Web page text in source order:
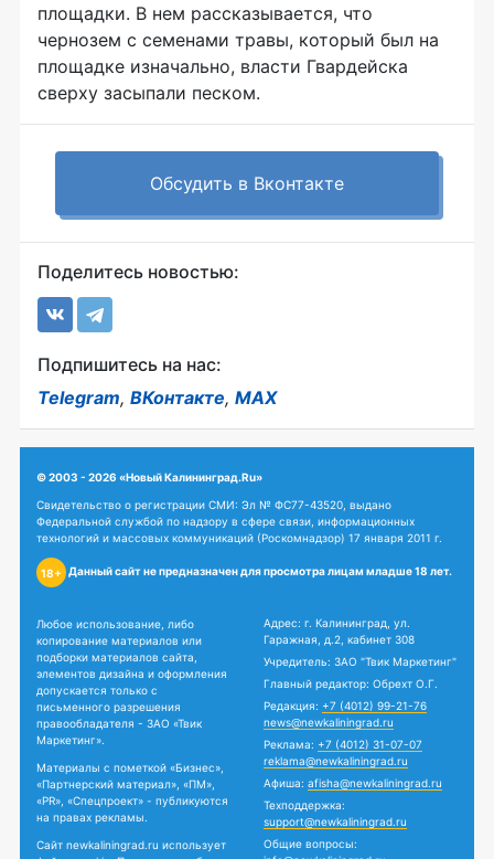
площадки. В нем рассказывается, что
чернозем с семенами травы, который был на
площадке изначально, власти Гвардейска
сверху засыпали песком.
Обсудить в Вконтакте
Поделитесь новостью:
Подпишитесь на нас:
Telegram, ВКонтакте, MAX
© 2003 - 2026 «Новый Калининград.Ru»
Свидетельство о регистрации СМИ: Эл № ФС77-43520, выдано
Федеральной службой по надзору в сфере связи, информационных
технологий и массовых коммуникаций (Роскомнадзор) 17 января 2011 г.
18+ Данный сайт не предназначен для просмотра лицам младше 18 лет.
Любое использование, либо
копирование материалов или
подборки материалов сайта,
элементов дизайна и оформления
допускается только с
письменного разрешения
правообладателя - ЗАО «Твик
Маркетинг».
Материалы с пометкой «Бизнес»,
«Партнерский материал», «ПМ»,
«PR», «Спецпроект» - публикуются
на правах рекламы.
Сайт newkaliningrad.ru использует
Адрес: г. Калининград, ул.
Гаражная, д.2, кабинет 308
Учредитель: ЗАО "Твик Маркетинг"
Главный редактор: Обрехт О.Г.
Редакция: +7 (4012) 99-21-76
news@newkaliningrad.ru
Реклама: +7 (4012) 31-07-07
reklama@newkaliningrad.ru
Афиша: afisha@newkaliningrad.ru
Техподдержка:
support@newkaliningrad.ru
Общие вопросы: